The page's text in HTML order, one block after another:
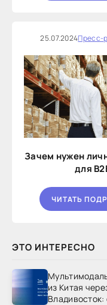
25.07.2024Пресс-
Зачем нужен
для
ЧИТАТЬ
ЭТО ИНТЕРЕСНО
из Китая